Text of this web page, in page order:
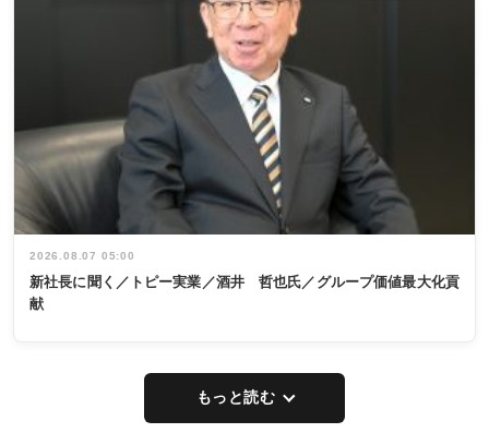
2026.08.07 05:00
新社長に聞く／トピー実業／酒井 哲也氏／グループ価値最大化貢
献
もっと読む